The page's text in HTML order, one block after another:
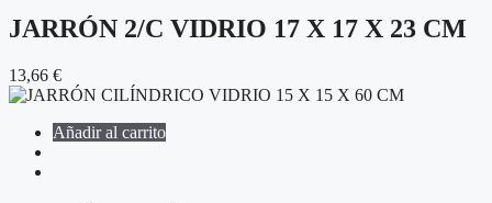
JARRÓN 2/C VIDRIO 17 X 17 X 23 CM
13,66 €
Añadir al carrito